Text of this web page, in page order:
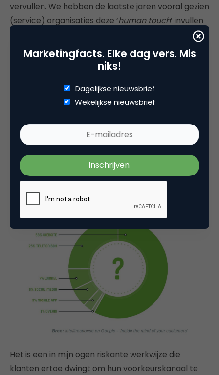
vervullen. We hebben de laatste jaren vooral gezien
(service) organisaties deze ‘human touch’ invullen
volwassen
geworden. En momenteel is er grote interesse in
crowdservice: klanten die elkaar onderling en dus
maakt duidelijk hoe goed servicefora kunnen
Opmerkelijk is echter dat veel organisaties (online)
klanten met servicevragen naar offline kanalen
blijven verwijzen als ze er niet uitkomen. En dat
terwijl onderstaand diagram duidelijk maakt wat de
eerste informatiebron is die klanten met een
servicevraag raadplegen. Juist ja, de website:
Het is een in mijn ogen riskante werkwijze die
klanten ertoe dwingt om hun voorkeurskanaal te
Marketingfacts. Elke dag vers. Mis
niks!
Dagelijkse nieuwsbrief
Wekelijkse nieuwsbrief